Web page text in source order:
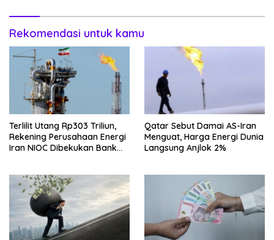
Rekomendasi untuk kamu
Terlilit Utang Rp303 Triliun,
Rekening Perusahaan Energi
Iran NIOC Dibekukan Bank
Qatar Sebut Damai AS-Iran
Menguat, Harga Energi Dunia
Langsung Anjlok 2%